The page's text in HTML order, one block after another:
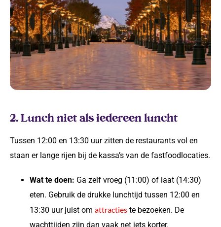
2. Lunch niet als iedereen luncht
Tussen 12:00 en 13:30 uur zitten de restaurants vol en
staan er lange rijen bij de kassa’s van de fastfoodlocaties.
Wat te doen: Ga zelf vroeg (11:00) of laat (14:30)
eten. Gebruik de drukke lunchtijd tussen 12:00 en
13:30 uur juist om attracties te bezoeken. De
wachttijden zijn dan vaak net iets korter.